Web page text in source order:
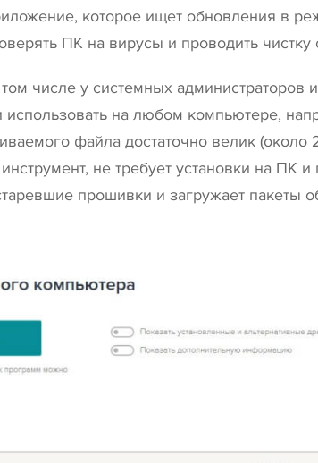
которое ищет обновления в
ПК на вирусы и проводить чистку
числе у системных администраторов
на любом компьютере,
файла достаточно велик (около
не требует установки на ПК
прошивки и загружает пакеты